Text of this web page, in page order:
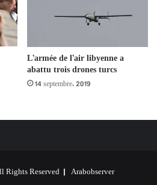
L’armée de l’air libyenne a
abattu trois drones turcs
14 septembre، 2019
Rights Reserved | Arabobserver